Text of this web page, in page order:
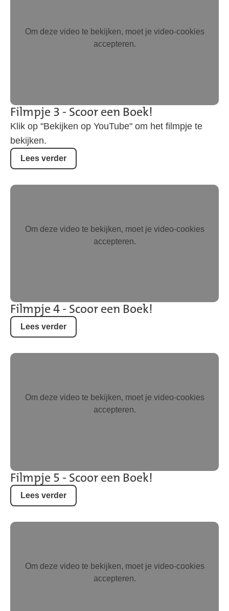
Lees verder
Filmpje 3 - Scoor een Boek!
Klik op "Bekijken op YouTube" om het filmpje te
bekijken.
Om deze video te bekijken, moet je video-cookies
accepteren.
Lees verder
Filmpje 4 - Scoor een Boek!
Om deze video te bekijken, moet je video-cookies
accepteren.
Lees verder
Filmpje 5 - Scoor een Boek!
Om deze video te bekijken, moet je video-cookies
accepteren.
Om deze video te bekijken, moet je video-cookies
accepteren.